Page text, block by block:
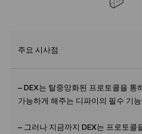
주요 시사점
– DEX는 탈중앙화된 프로토콜을 통
가능하게 해주는 디파이의 필수 기
– 그러나 지금까지 DEX는 프로토콜